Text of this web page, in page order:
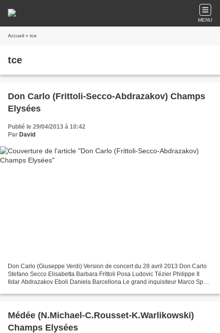
MENU
Accueil » tce
tce
Don Carlo (Frittoli-Secco-Abdrazakov) Champs
Elysées
Publié le 29/04/2013 à 10:42
Par David
Don Carlo (Giuseppe Verdi) Version de concert du 28 avril 2013 Don Carlo
Stefano Secco Elisabetta Barbara Frittoli Posa Ludovic Tézier Philippe II
Ildar Abdrazakov Eboli Daniela Barcellona Le grand inquisiteur Marco Spotti
Médée (N.Michael-C.Rousset-K.Warlikowski)
Champs Elysées